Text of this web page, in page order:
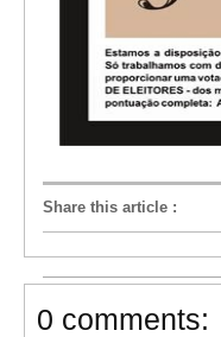
Share this article :
0 comments: